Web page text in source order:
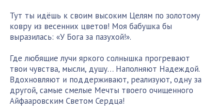
Тут ты идёшь к своим высоким Целям по золотому
ковру из весенних цветов! Моя бабушка бы
выразилась: «У Бога за пазухой!».
Где любящие лучи яркого солнышка прогревают
твои чувства, мысли, душу… Наполняют Надеждой.
Вдохновляют и поддерживают, реализуют, одну за
другой, самые смелые Мечты твоего очищенного
Айфааровским Светом Сердца!